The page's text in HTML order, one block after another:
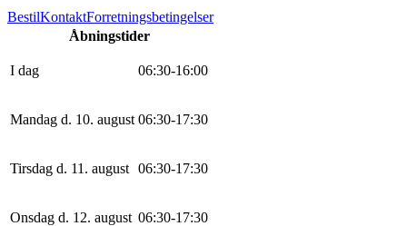
BestilKontaktForretningsbetingelser
Åbningstider
I dag 06:30-16:00
Mandag d. 10. august 06:30-17:30
Tirsdag d. 11. august 06:30-17:30
Onsdag d. 12. august 06:30-17:30